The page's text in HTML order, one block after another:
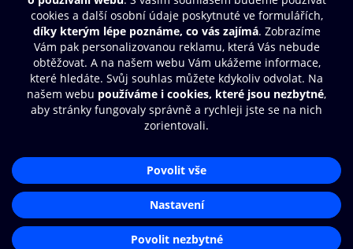
Moje O2 Knihovna
Další zábava
© O2 Czech Republic a.s.
Přístupnost
Zásady zpracování osobních údajů
Nastavení cookies
Aplikace O2 Knihovna
Čti a poslouchej své e-knihy a
audioknihy rychleji a pohodlněji.